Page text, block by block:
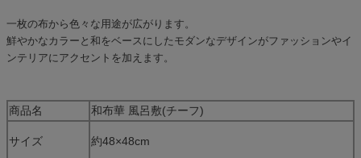
一枚の布から色々な用途が広がります。
鮮やかなカラーと和をベースにしたモダンなデザインがファッションやイ
ンテリアにアクセントを加えます。
商品名 和布華 風呂敷(チーフ)
サイズ 約48×48cm